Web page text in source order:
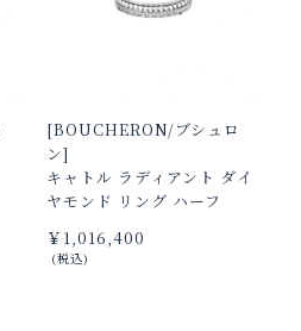
[BOUCHERON/ブシュロ
ン]
キャトル ラディアント ダイ
ヤモンド リング ハーフ
￥1,016,400
(税込)